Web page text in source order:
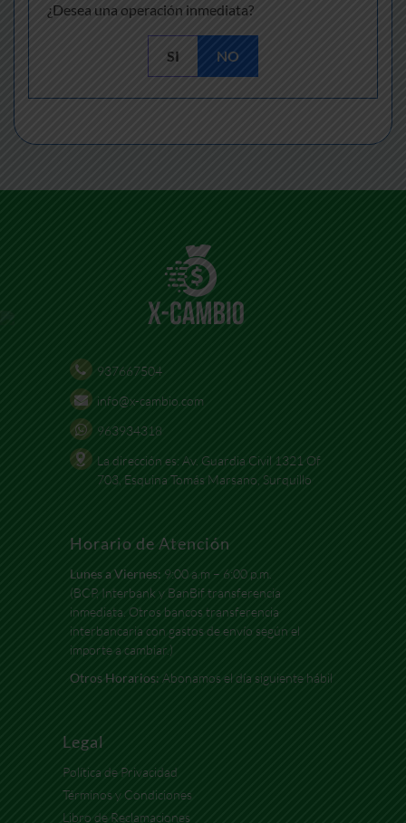
¿Desea una operación inmediata?
SI NO
937667504
info@x-cambio.com
963934318
La dirección es: Av. Guardia Civil 1321 Of
703, Esquina Tomás Marsano, Surquillo
Horario de Atención
Lunes a Viernes: 9:00 a.m – 6:00 p.m.
(BCP, Interbank y BanBif transferencia
inmediata. Otros bancos transferencia
interbancaria con gastos de envío según el
importe a cambiar.)
Otros Horarios: Abonamos el día siguiente hábil
Legal
Política de Privacidad
Términos y Condiciones
Libro de Reclamaciones